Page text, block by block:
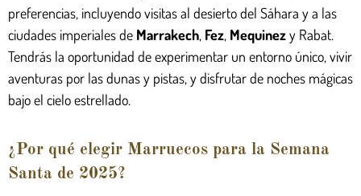
preferencias, incluyendo visitas al desierto del Sáhara y a las
ciudades imperiales de Marrakech, Fez, Mequinezy Rabat.
Tendrás la oportunidad de experimentar un entorno único, vivir
aventuras por las dunas y pistas, y disfrutar de noches mágicas
bajo el cielo estrellado.
¿Por qué elegir Marruecos para la Semana
Santa de 2025?